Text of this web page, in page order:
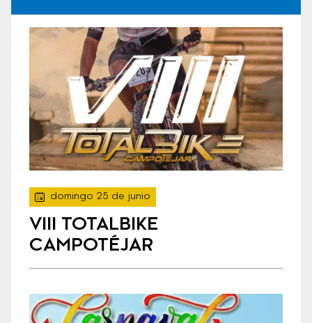
domingo 25 de junio
VIII TOTALBIKE
CAMPOTÉJAR